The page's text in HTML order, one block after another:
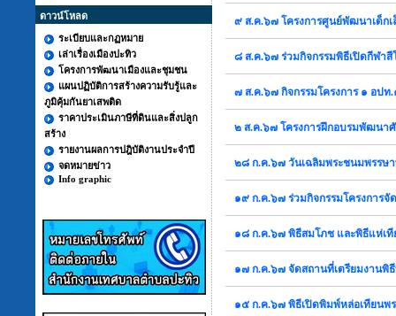
ดาวน์โหลด
ระเบียบและกฏหมาย
เล่าเรื่องเมืองปะทิว
โครงการพัฒนาเมืองและชุมชน
แผนปฏิบัติการสร้างความรับรู้และ
ภูมิคุ้มกันยาเสพติด
ราคาประเมินภาษีที่ดินและสิ่งปลูก
สร้าง
รายงานผลการปฎิบัติงานประจำปี
จดหมายข่าว
Info graphic
๙ ส.ค.๖๗ โครงการศูนย์พัฒนาเด็ก
๘ ส.ค.๖๗ ร่วมกิจกรรมพิธีเปิดกีฬาสี
๗ ส.ค.๖๗ กิจกรรมโครงการ ๑ อปท
๒ ส.ค.๖๗ โครงการฝึกอบรมพัฒนา
๒๘ ก.ค.๖๗ วันเฉลิมพระชนมพรรษา
๑๙ ก.ค.๖๗ ร่วมกิจกรรมโครงการจั
๑๘ ก.ค.๖๗ พิธีสมโภช และพิธีแห่เ
๑๗ ก.ค.๖๗ จัดสถานที่เตรียมงานพิ
๑๕ ก.ค.๖๗ พิธีเปิดพิมพ์หล่อเทียนพ